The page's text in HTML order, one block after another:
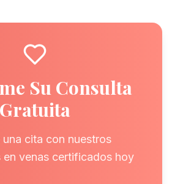
Su Consulta
Gratuita
una cita con nuestros
en venas certificados hoy